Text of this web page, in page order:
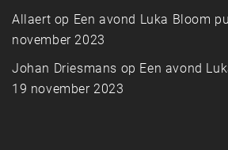
Allaert op Een avond Luka Bloom
november 2023
Johan Driesmans op Een avond
19 november 2023